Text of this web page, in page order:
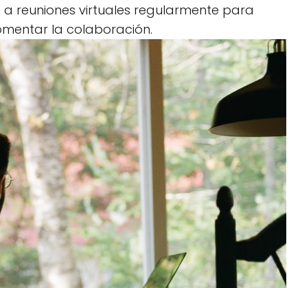
a reuniones virtuales regularmente para
la colaboración.